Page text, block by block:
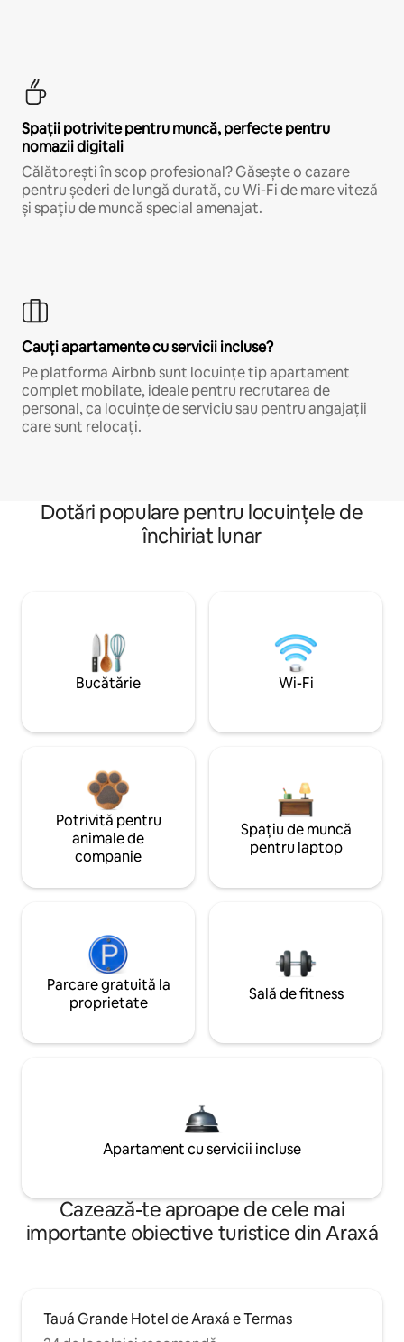
Spații potrivite pentru muncă, perfecte pentru
nomazii digitali
Călătorești în scop profesional? Găsește o cazare
pentru șederi de lungă durată, cu Wi-Fi de mare viteză
și spațiu de muncă special amenajat.
Cauți apartamente cu servicii incluse?
Pe platforma Airbnb sunt locuințe tip apartament
complet mobilate, ideale pentru recrutarea de
personal, ca locuințe de serviciu sau pentru angajații
care sunt relocați.
Dotări populare pentru locuințele de
închiriat lunar
Bucătărie Wi-Fi
Potrivită pentru
animale de
companie
Spațiu de muncă
pentru laptop
Parcare gratuită la
proprietate
Sală de fitness
Apartament cu servicii incluse
Cazează-te aproape de cele mai
importante obiective turistice din Araxá
Tauá Grande Hotel de Araxá e Termas